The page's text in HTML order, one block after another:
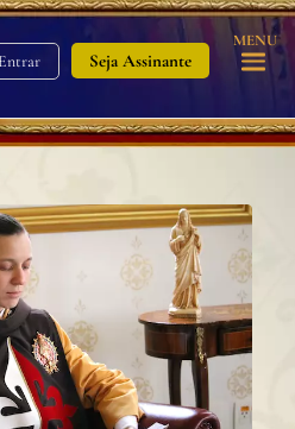
Entrar Seja Assinante
MENU